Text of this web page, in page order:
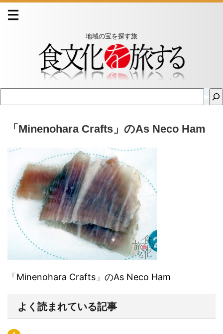
地域の宝を探す旅
「Minenohara Crafts」のAs Neco Ham
「Minenohara Crafts」のAs Neco Ham
よく読まれている記事